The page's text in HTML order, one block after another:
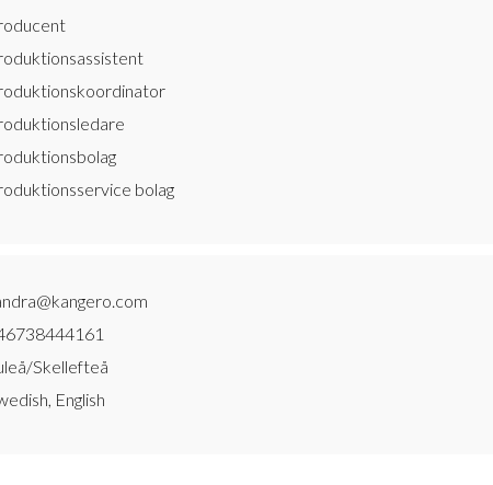
bolag
Skellefteå
English